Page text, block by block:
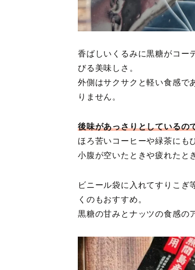
香ばしいくるみに黒糖がコー
びる美味しさ。
外側はサクサクと軽い食感で
りません。
後味があっさりとしているの
ほろ苦いコーヒーや緑茶にも
小腹が空いたときや疲れたと
ビニール袋に入れてすりこぎ
くのもおすすめ。
黒糖の甘みとナッツの食感の